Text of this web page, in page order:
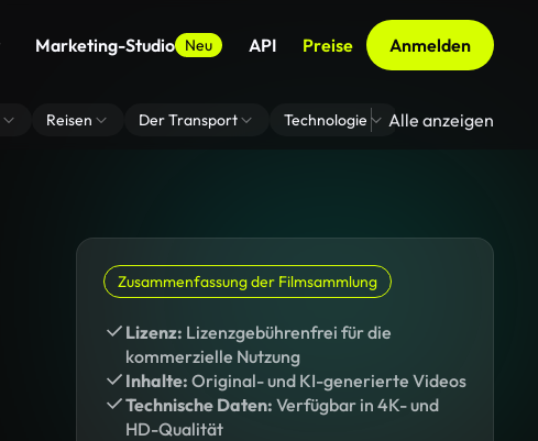
Marketing-Studio Neu API Preise Anmelden
Reisen Der Transport Technologie Zoom Virtuelle
Alle anzeigen
Zusammenfassung der Filmsammlung
Lizenz: Lizenzgebührenfrei für die
kommerzielle Nutzung
Inhalte: Original- und KI-generierte Videos
Technische Daten: Verfügbar in 4K- und
HD-Qualität